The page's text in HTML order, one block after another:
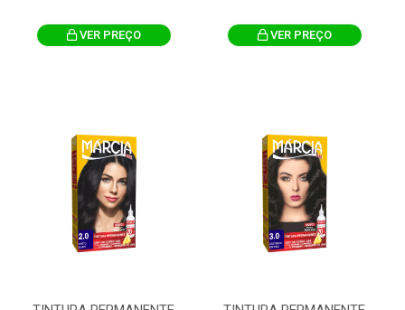
VER PREÇO VER PREÇO